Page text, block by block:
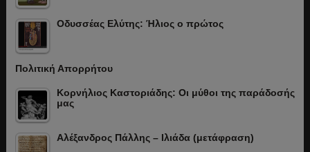
Οδυσσέας Ελύτης: Ήλιος ο πρώτος
Πολιτική Απορρήτου
Κορνήλιος Καστοριάδης: Οι μύθοι της παράδοσής
μας
Αλέξανδρος Πάλλης – Ιλιάδα (μετάφραση)